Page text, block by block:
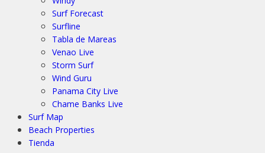
Surf Forecast
Surfline
Tabla de Mareas
Venao Live
Storm Surf
Wind Guru
Panama City Live
Chame Banks Live
Surf Map
Beach Properties
Tienda